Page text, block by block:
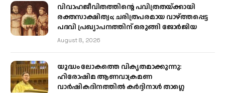
വിവാഹജീവിതത്തിന്റെ പവിത്രതയ്ക്കായി
രക്തസാക്ഷിത്വം; ചരിത്രപരമായ വാഴ്ത്തപ്പെട്ട
പദവി പ്രഖ്യാപനത്തിന് ഒരുങ്ങി ജോര്‍ജിയ
August 8, 2026
യുദ്ധം ലോകത്തെ വികൃതമാക്കുന്നു:
ഹിരോഷിമ ആണവാക്രമണ
വാർഷികദിനത്തിൽ കർദ്ദിനാൾ താഗ്ലെ